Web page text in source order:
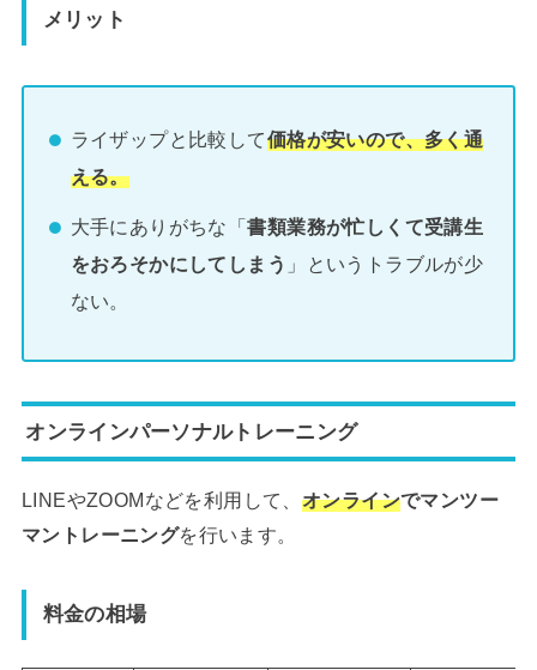
メリット
ライザップと比較して価格が安いので、多く通
える。
大手にありがちな「書類業務が忙しくて受講生
をおろそかにしてしまう 」というトラブルが少
ない。
オンラインパーソナルトレーニング
LINEやZOOMなどを利用して、 オンラインでマンツー
マントレーニングを行います。
料金の相場